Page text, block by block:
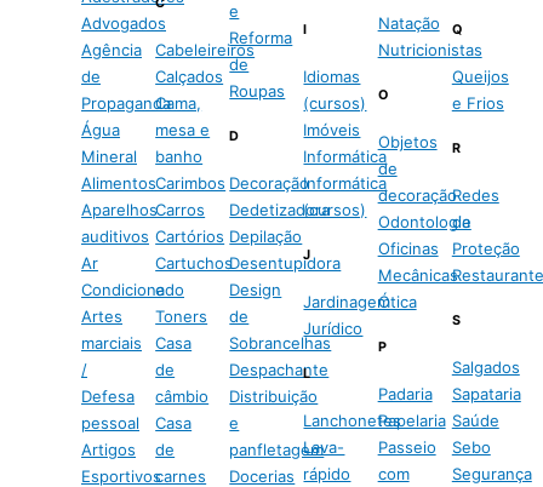
Advogados
Agência
de
Propaganda
Água
Mineral
Alimentos
Aparelhos
auditivos
Ar
Condicionado
Artes
marciais
/
Defesa
pessoal
Artigos
Esportivos
Cabeleireiros
Calçados
Cama,
mesa e
banho
Carimbos
Carros
Cartórios
Cartuchos
e
Toners
Casa
de
câmbio
Casa
de
carnes
e
Reforma
de
Roupas
D
Decoração
Dedetizadora
Depilação
Desentupidora
Design
de
Sobrancelhas
Despachante
Distribuição
e
panfletagem
Docerias
I
Idiomas
(cursos)
Imóveis
Informática
Informática
(cursos)
J
Jardinagem
Jurídico
L
Lanchonetes
Lava-
rápido
Natação
Nutricionistas
O
Objetos
de
decoração
Odontologia
Oficinas
Mecânicas
Ótica
P
Padaria
Papelaria
Passeio
com
Q
Queijos
e Frios
R
Redes
de
Proteção
S
Salgados
Sapataria
Saúde
Sebo
Segurança